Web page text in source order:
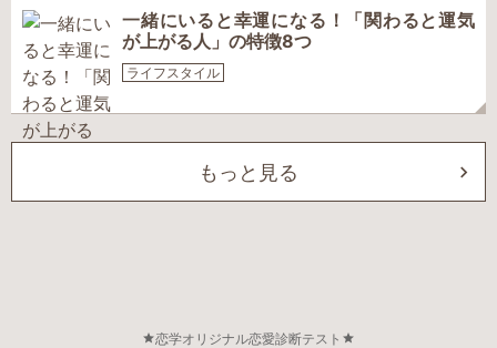
一緒にいると幸運になる！「関わると運気
が上がる人」の特徴8つ
ライフスタイル
もっと見る
恋学オリジナル恋愛診断テスト